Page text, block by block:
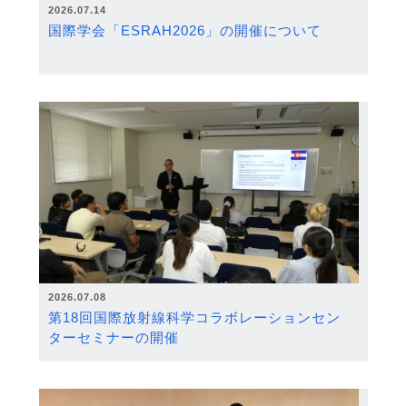
2026.07.14
国際学会「ESRAH2026」の開催について
2026.07.08
第18回国際放射線科学コラボレーションセン
ターセミナーの開催